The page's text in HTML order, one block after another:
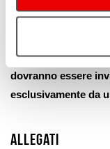
La ricerca è rivolta
lavoro sarà
Per i genitori: le
dovranno essere
esclusivamente da
Allegati